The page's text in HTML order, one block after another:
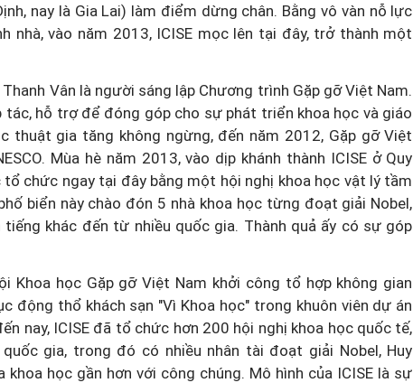
nay là Gia Lai) làm điểm dừng chân. Bằng vô vàn nỗ lực
nhà, vào năm 2013, ICISE mọc lên tại đây, trở thành một
Vân là người sáng lập Chương trình Gặp gỡ Việt Nam.
tác, hỗ trợ để đóng góp cho sự phát triển khoa học và giáo
thuật gia tăng không ngừng, đến năm 2012, Gặp gỡ Việt
Mùa hè năm 2013, vào dịp khánh thành ICISE ở Quy
chức ngay tại đây bằng một hội nghị khoa học vật lý tầm
biển này chào đón 5 nhà khoa học từng đoạt giải Nobel,
khác đến từ nhiều quốc gia. Thành quả ấy có sự góp
Khoa học Gặp gỡ Việt Nam khởi công tổ hợp không gian
động thổ khách sạn "Vì Khoa học" trong khuôn viên dự án
nay, ICISE đã tổ chức hơn 200 hội nghị khoa học quốc tế,
gia, trong đó có nhiều nhân tài đoạt giải Nobel, Huy
khoa học gần hơn với công chúng. Mô hình của ICISE là sự